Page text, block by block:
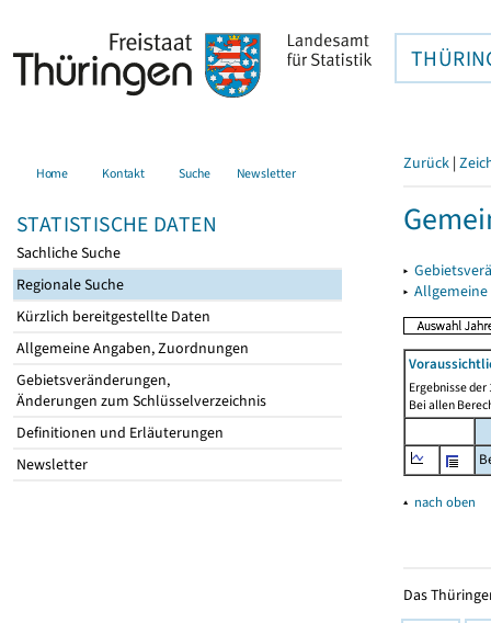
Home Kontakt Suche Newsletter
STATISTISCHE DATEN
Sachliche Suche
Regionale Suche
Kürzlich bereitgestellte Daten
Allgemeine Angaben, Zuordnungen
Gebietsveränderungen,
Änderungen zum Schlüsselverzeichnis
Definitionen und Erläuterungen
Newsletter
Zurück |
▸
▸
Ergebnisse
Bei allen
▴ nach oben
Das